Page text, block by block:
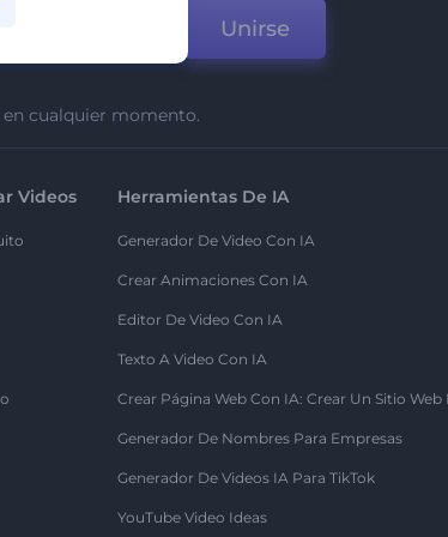
Unirse
cualquier momento.
Videos Herramientas De IA
Generador De Video Con IA
Crear Animaciones Con IA
Editor De Video Con IA
Texto A Video Con IA
Crear Página Web Con IA: Crear Un Sitio
Generador De Nombres Para Empresas
Generador De Videos IA Para TikTok
YouTube Video Ideas